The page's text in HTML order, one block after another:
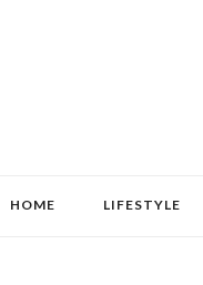
HOME LIFESTYLE